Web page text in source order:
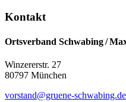
Kontakt
Ortsverband Schwabing /
Winzererstr. 27
80797 München
vorstand@gruene-schwabing.de